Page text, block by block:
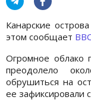
Канарские
этом сообщает
Огромное облако
преодолело
обрушиться на
ее зафиксировали